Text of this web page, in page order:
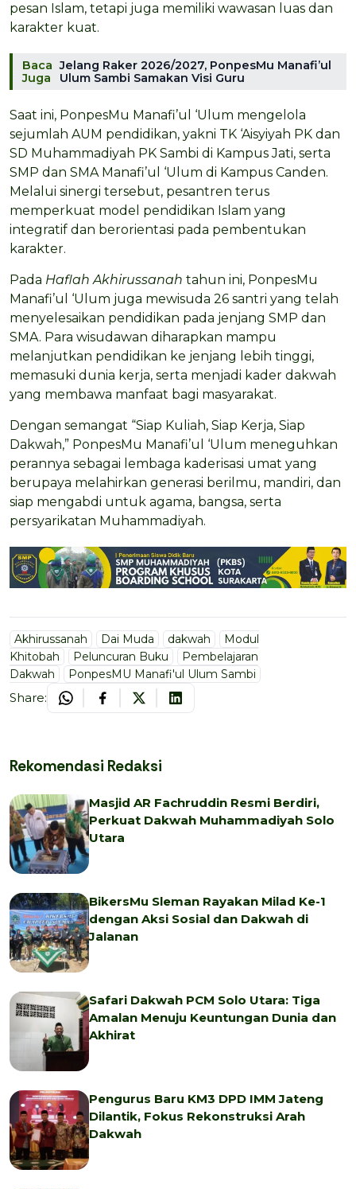
pesan Islam, tetapi juga memiliki wawasan luas dan
karakter kuat.
Baca
Juga
Jelang Raker 2026/2027, PonpesMu Manafi’ul
Ulum Sambi Samakan Visi Guru
Saat ini, PonpesMu Manafi’ul ‘Ulum mengelola
sejumlah AUM pendidikan, yakni TK ‘Aisyiyah PK dan
SD Muhammadiyah PK Sambi di Kampus Jati, serta
SMP dan SMA Manafi’ul ‘Ulum di Kampus Canden.
Melalui sinergi tersebut, pesantren terus
memperkuat model pendidikan Islam yang
integratif dan berorientasi pada pembentukan
karakter.
Pada Haflah Akhirussanah tahun ini, PonpesMu
Manafi’ul ‘Ulum juga mewisuda 26 santri yang telah
menyelesaikan pendidikan pada jenjang SMP dan
SMA. Para wisudawan diharapkan mampu
melanjutkan pendidikan ke jenjang lebih tinggi,
memasuki dunia kerja, serta menjadi kader dakwah
yang membawa manfaat bagi masyarakat.
Dengan semangat “Siap Kuliah, Siap Kerja, Siap
Dakwah,” PonpesMu Manafi’ul ‘Ulum meneguhkan
perannya sebagai lembaga kaderisasi umat yang
berupaya melahirkan generasi berilmu, mandiri, dan
siap mengabdi untuk agama, bangsa, serta
persyarikatan Muhammadiyah.
Akhirussanah Dai Muda dakwah
Modul
Khitobah
Peluncuran Buku
Pembelajaran
Dakwah
PonpesMU Manafi'ul Ulum Sambi
Share:
Rekomendasi Redaksi
Masjid AR Fachruddin Resmi Berdiri,
Perkuat Dakwah Muhammadiyah Solo
Utara
BikersMu Sleman Rayakan Milad Ke-1
dengan Aksi Sosial dan Dakwah di
Jalanan
Safari Dakwah PCM Solo Utara: Tiga
Amalan Menuju Keuntungan Dunia dan
Akhirat
Pengurus Baru KM3 DPD IMM Jateng
Dilantik, Fokus Rekonstruksi Arah
Dakwah